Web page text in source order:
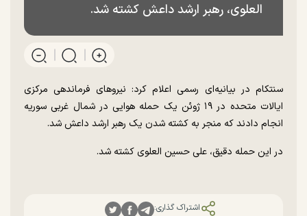
العلوی، رهبر ارشد داعش کشته شد.
سنتکام در بیانیه‌ای رسمی اعلام کرد: نیرو‌های فرماندهی مرکزی
ایالات متحده در ۱۹ ژوئن یک حمله هوایی در شمال غربی سوریه
انجام دادند که منجر به کشته شدن یک رهبر ارشد داعش شد.
در این حمله دقیق، علی حسین العلوی کشته شد.
اشتراک گذاری: